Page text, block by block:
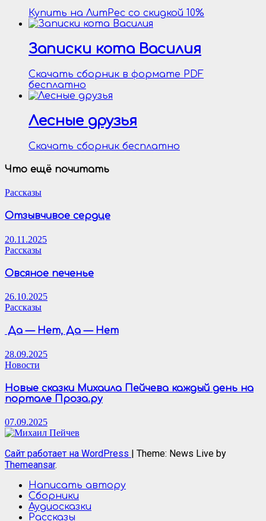
Купить на ЛитРес со скидкой 10%
Записки кота Василия
Скачать сборник в формате PDF
бесплатно
Лесные друзья
Скачать сборник бесплатно
Что ещё почитать
Рассказы
Отзывчивое сердце
20.11.2025
Рассказы
Овсяное печенье
26.10.2025
Рассказы
Да — Нет, Да — Нет
28.09.2025
Новости
Новые сказки Михаила Пейчева каждый день на
портале Проза.ру
07.09.2025
Сайт работает на WordPress
Theme: News Live by
Themeansar.
Написать автору
Сборники
Аудиосказки
Рассказы